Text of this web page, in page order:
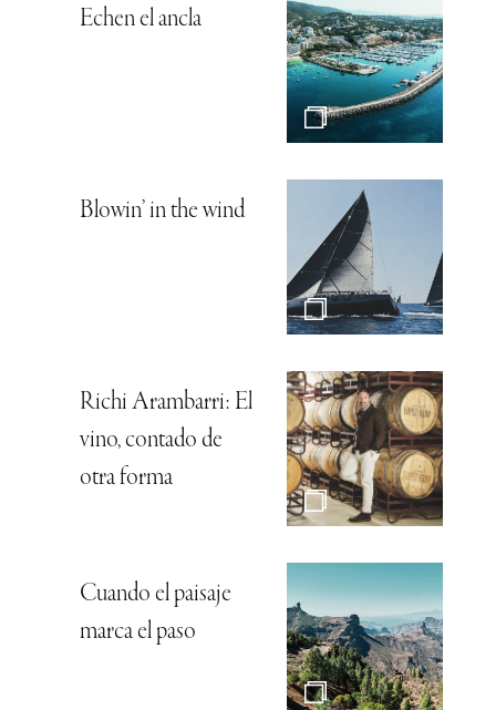
Echen el ancla
Blowin’ in the wind
Richi Arambarri: El
vino, contado de
otra forma
Cuando el paisaje
marca el paso